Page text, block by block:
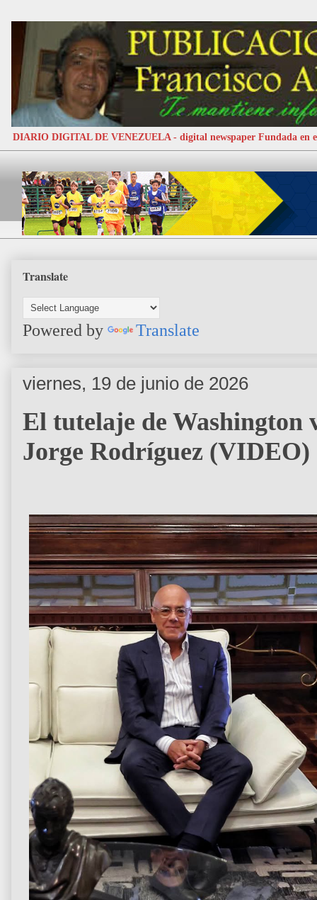
DIARIO DIGITAL DE VENEZUELA - digital newspaper Fundada en
Translate
Powered by Translate
viernes, 19 de junio de 2026
El tutelaje de Washington
Jorge Rodríguez (VIDEO)